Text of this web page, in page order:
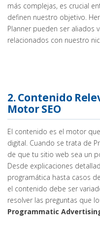
más complejas, es crucial
definen nuestro objetivo.
Planner pueden ser aliados
relacionados con nuestro
2. Contenido
Motor SEO
El contenido es el motor
digital. Cuando se trata de
de que tu sitio web sea un
Desde explicaciones
programática hasta casos
el contenido debe ser
resolver las preguntas que
Programmatic